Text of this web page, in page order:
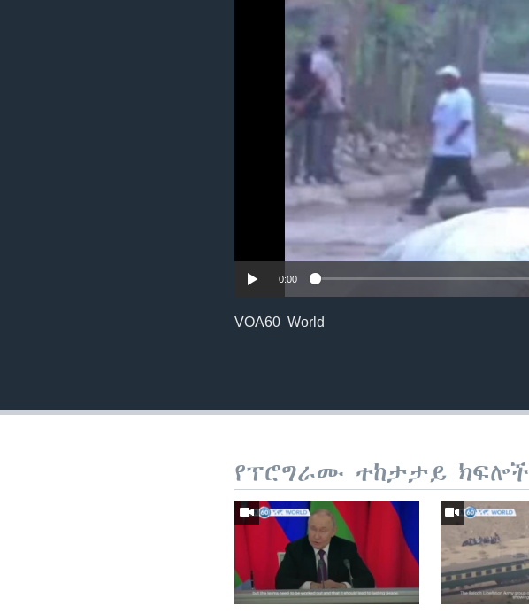
0:00
VOA60 World
የፕሮግራሙ ተከታታይ ክፍሎች